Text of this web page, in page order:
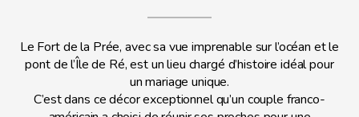
Le Fort de la Prée, avec sa vue imprenable sur l’océan et le
pont de l’Île de Ré, est un lieu chargé d’histoire idéal pour
un mariage unique.
C’est dans ce décor exceptionnel qu’un couple franco-